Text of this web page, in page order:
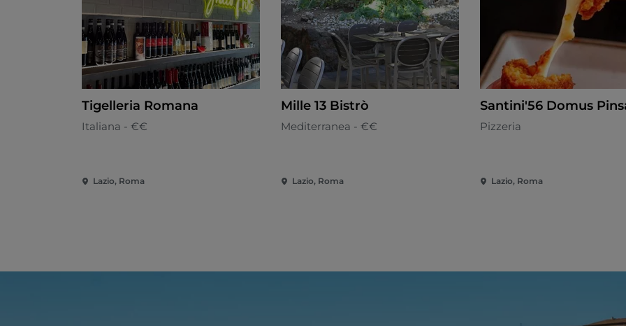
Tigelleria Romana
Italiana - €€
Lazio, Roma
Mille 13 Bistrò
Mediterranea - €€
Lazio, Roma
Santini'56 Domus
Pizzeria
Lazio, Roma